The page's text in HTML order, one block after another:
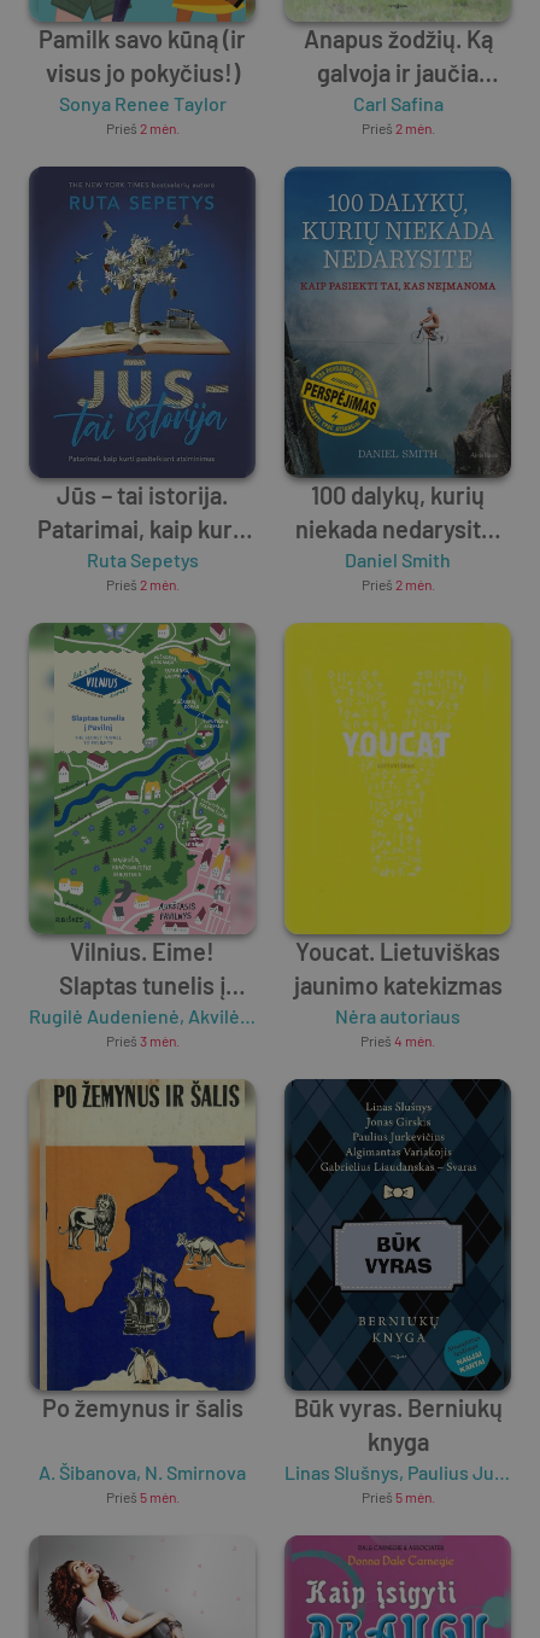
Pamilk savo kūną (ir
visus jo pokyčius!)
Sonya Renee Taylor
Prieš 2 mėn.
Anapus žodžių. Ką
galvoja ir jaučia
gyvūnai
Carl Safina
Prieš 2 mėn.
Jūs – tai istorija.
Patarimai, kaip kurti
pasitelkiant
atsiminimus
Ruta Sepetys
Prieš 2 mėn.
100 dalykų, kurių
niekada nedarysite.
Kaip pasiekti tai, kas
neįmanoma
Daniel Smith
Prieš 2 mėn.
Vilnius. Eime!
Slaptas tunelis į
Pavilnį
Rugilė Audenienė, Akvilė Magicdust
Prieš 3 mėn.
Youcat. Lietuviškas
jaunimo katekizmas
Nėra autoriaus
Prieš 4 mėn.
Po žemynus ir šalis
A. Šibanova, N. Smirnova
Prieš 5 mėn.
Būk vyras. Berniukų
knyga
Linas Slušnys, Paulius Jurkevičius
Prieš 5 mėn.